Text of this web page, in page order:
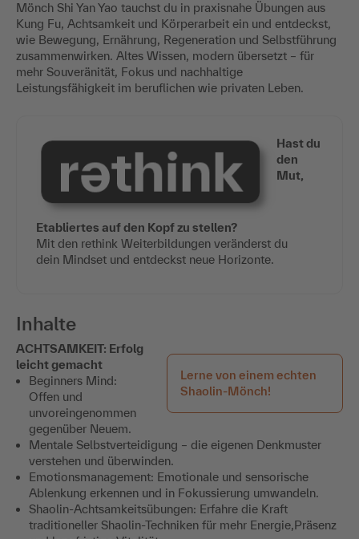
Mönch Shi Yan Yao tauchst du in praxisnahe Übungen aus
Kung Fu, Achtsamkeit und Körperarbeit ein und entdeckst,
wie Bewegung, Ernährung, Regeneration und Selbstführung
zusammenwirken. Altes Wissen, modern übersetzt – für
mehr Souveränität, Fokus und nachhaltige
Leistungsfähigkeit im beruflichen wie privaten Leben.
Hast du
den
Mut,
Etabliertes auf den Kopf zu stellen?
Mit den rethink Weiterbildungen veränderst du
dein Mindset und entdeckst neue Horizonte.
Inhalte
Lerne von einem echten
Shaolin-Mönch!
ACHTSAMKEIT: Erfolg
leicht gemacht
Beginners Mind:
Offen und
unvoreingenommen
gegenüber Neuem.
Mentale Selbstverteidigung – die eigenen Denkmuster
verstehen und überwinden.
Emotionsmanagement: Emotionale und sensorische
Ablenkung erkennen und in Fokussierung umwandeln.
Shaolin-Achtsamkeitsübungen: Erfahre die Kraft
traditioneller Shaolin-Techniken für mehr Energie,Präsenz